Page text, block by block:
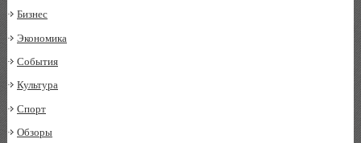
Бизнес
Экономика
События
Культура
Спорт
Обзоры